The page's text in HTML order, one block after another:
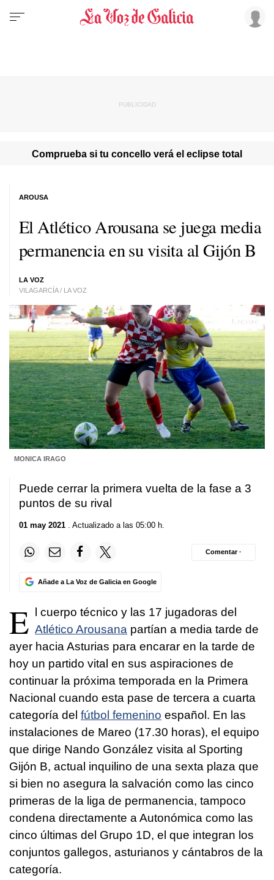
Comprueba si tu concello verá el eclipse total
El Atlético Arousana se juega media
permanencia en su visita al Gijón B
LA VOZ
VILAGARCÍA / LA VOZ
AROUSA
MONICA IRAGO
Puede cerrar la primera vuelta de la fase a 3
puntos de su rival
01 may 2021 . Actualizado a las 05:00 h.
Añade a La Voz de Galicia en Google
Comentar ·
E l cuerpo técnico y las 17 jugadoras del
Atlético Arousana partían a media tarde de
ayer hacia Asturias para encarar en la tarde de
hoy un partido vital en sus aspiraciones de
continuar la próxima temporada en la Primera
Nacional cuando esta pase de tercera a cuarta
categoría del fútbol femenino español. En las
instalaciones de Mareo (17.30 horas), el equipo
que dirige Nando González visita al Sporting
Gijón B, actual inquilino de una sexta plaza que
si bien no asegura la salvación como las cinco
primeras de la liga de permanencia, tampoco
condena directamente a Autonómica como las
cinco últimas del Grupo 1D, el que integran los
conjuntos gallegos, asturianos y cántabros de la
categoría.